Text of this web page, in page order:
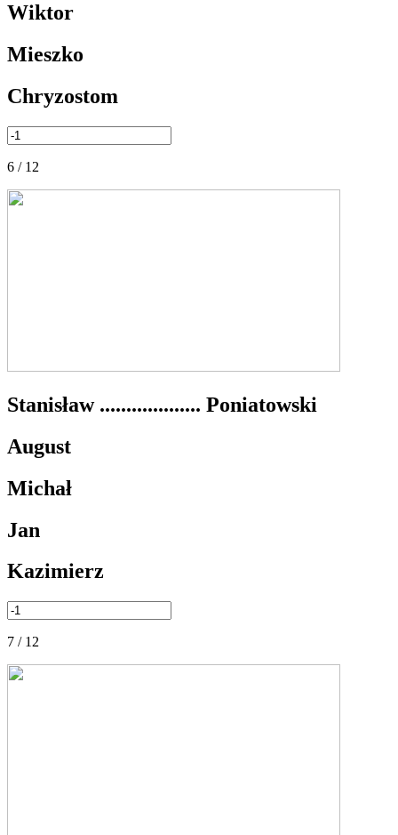
Wiktor
Mieszko
Chryzostom
6 / 12
Stanisław ................... Poniatowski
August
Michał
Jan
Kazimierz
7 / 12